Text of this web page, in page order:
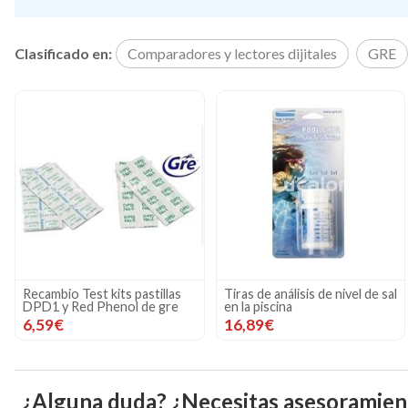
Clasificado en: Comparadores y lectores dijitales GRE
Recambio Test kits pastillas
DPD1 y Red Phenol de gre
6,59€
Tiras de análisis de nivel de sal
en la piscina
16,89€
¿Alguna duda? ¿Necesitas